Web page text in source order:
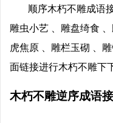
顺序木朽不雕成语
雕虫小艺 、雕盘绮食
虎焦原 、雕栏玉砌 、
面链接进行木朽不雕下
木朽不雕逆序成语